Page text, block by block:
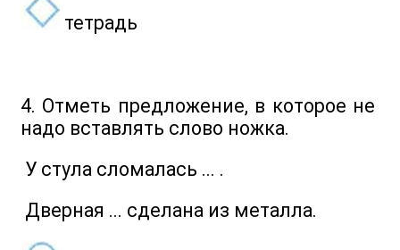
тетрадь
4. Отметь предложение, в которое не
надо вставлять слово ножка.
У стула сломалась ... .
Дверная ... сделана из металла.